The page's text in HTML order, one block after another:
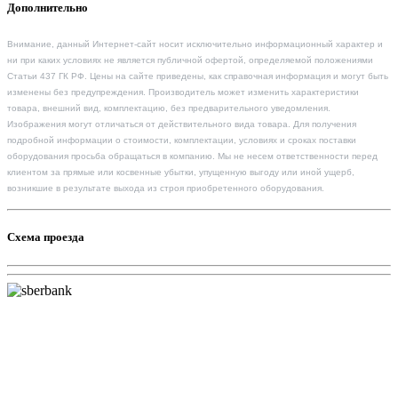
Дополнительно
Внимание, данный Интернет-сайт носит исключительно информационный характер и
ни при каких условиях не является публичной офертой, определяемой положениями
Статьи 437 ГК РФ. Цены на сайте приведены, как справочная информация и могут быть
изменены без предупреждения. Производитель может изменить характеристики
товара, внешний вид, комплектацию, без предварительного уведомления.
Изображения могут отличаться от действительного вида товара. Для получения
подробной информации о стоимости, комплектации, условиях и сроках поставки
оборудования просьба обращаться в компанию. Мы не несем ответственности перед
клиентом за прямые или косвенные убытки, упущенную выгоду или иной ущерб,
возникшие в результате выхода из строя приобретенного оборудования.
Схема проезда